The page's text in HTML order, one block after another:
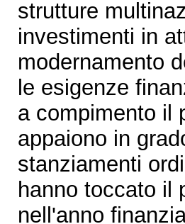
strutture
investimenti in
modernamento
le esigenze
a compimento il
appaiono in
stanziamenti
hanno toccato il
nell'anno